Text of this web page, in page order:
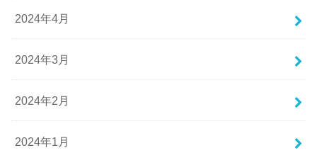
2024年4月
2024年3月
2024年2月
2024年1月